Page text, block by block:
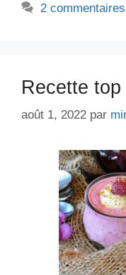
2 commentaires
Recette
août 1, 2022 par